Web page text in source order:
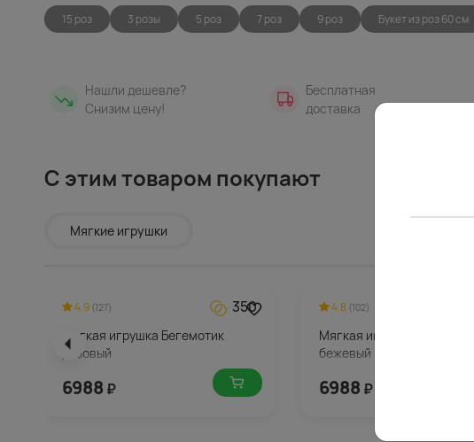
15 роз 3 розы 5 роз 7 роз 9 роз Букет из роз 60 см
Нашли дешевле?
Снизим цену!
Бесплатная
доставка
С этим товаром покупают
Мягкие игрушки
4.9 (127) 350
Мягкая игрушка Бегемотик
розовый
6988 ₽
4.8 (102)
Мягкая игрушка Бегемотик
бежевый
6988 ₽